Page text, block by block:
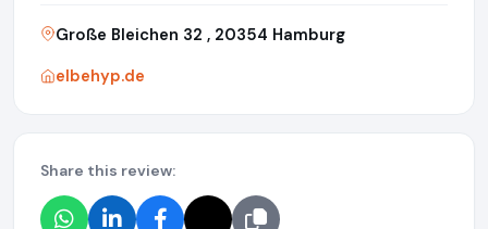
Große Bleichen 32 , 20354 Hamburg
elbehyp.de
Share this review: